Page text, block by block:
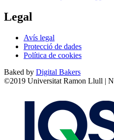
Legal
Avís legal
Protecció de dades
Política de cookies
Baked by Digital Bakers
©2019 Universitat Ramon Llull |